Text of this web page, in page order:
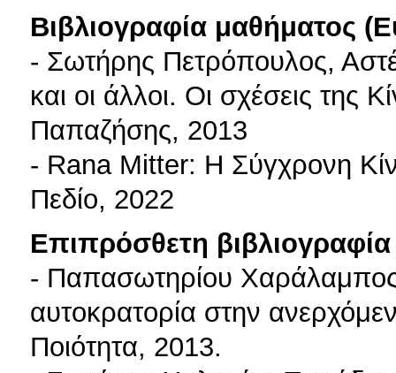
Βιβλιογραφία μαθήματος
- Σωτήρης Πετρόπουλος,
και οι άλλοι. Οι σχέσεις
Παπαζήσης, 2013
- Rana Mitter: Η Σύγχρονη
Πεδίο, 2022
Επιπρόσθετη βιβλιογραφία
- Παπασωτηρίου
αυτοκρατορία στην
Ποιότητα, 2013.